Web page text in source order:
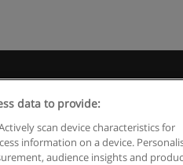
www.educaedu.ru
data to provide:
scan device characteristics for
information on a device.
audience insights and